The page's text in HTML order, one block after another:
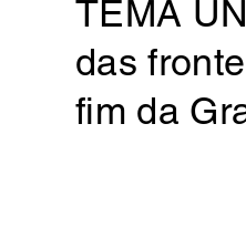
TEMA
das
fim da